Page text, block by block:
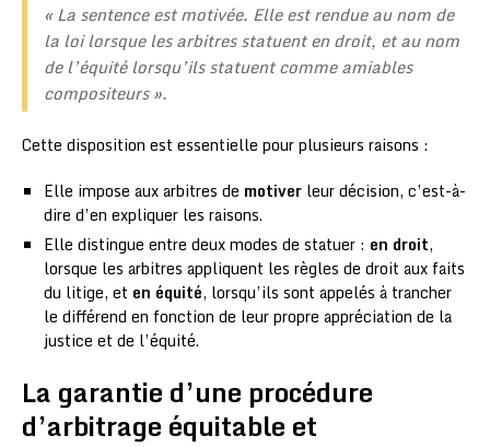
« La sentence est motivée. Elle est rendue au nom de
la loi lorsque les arbitres statuent en droit, et au nom
de l’équité lorsqu’ils statuent comme amiables
compositeurs ».
Cette disposition est essentielle pour plusieurs raisons :
Elle impose aux arbitres de motiver leur décision, c’est-à-
dire d’en expliquer les raisons.
Elle distingue entre deux modes de statuer : en droit,
lorsque les arbitres appliquent les règles de droit aux faits
du litige, et en équité, lorsqu’ils sont appelés à trancher
le différend en fonction de leur propre appréciation de la
justice et de l’équité.
La garantie d’une procédure
d’arbitrage équitable et